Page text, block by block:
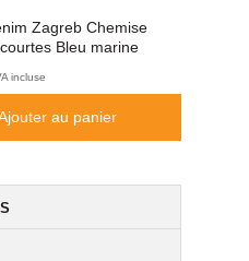
Zagreb Chemise
Bleu marine
incluse
au panier